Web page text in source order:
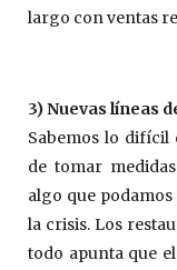
largo con ventas
3) Nuevas líneas
Sabemos lo difícil
de tomar
algo que
la crisis. Los
todo apunta que